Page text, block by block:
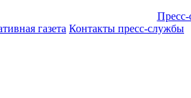
Пресс-
газета Контакты пресс-службы